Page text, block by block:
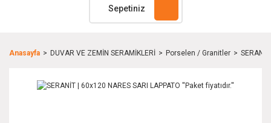
Sepetiniz
Anasayfa DUVAR VE ZEMİN SERAMİKLERİ Porselen / Granitler